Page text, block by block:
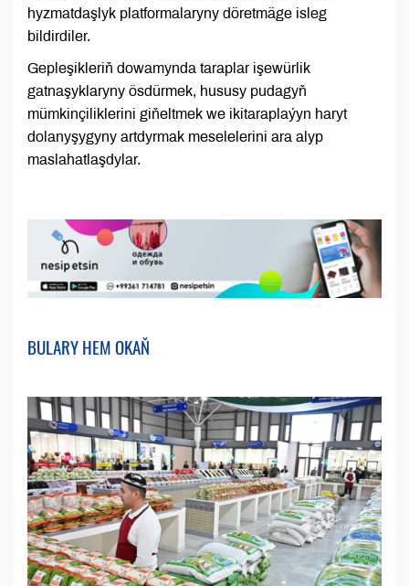
hyzmatdaşlyk platformalaryny döretmäge isleg
bildirdiler.
Gepleşikleriň dowamynda taraplar işewürlik
gatnaşyklaryny ösdürmek, hususy pudagyň
mümkinçiliklerini giňeltmek we ikitaraplaýyn haryt
dolanyşygyny artdyrmak meselelerini ara alyp
maslahatlaşdylar.
BULARY HEM OKAŇ